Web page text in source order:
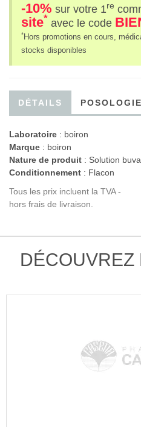
-10% sur votre 1re
site* avec le code
*Hors promotions en cours,
stocks disponibles
DÉTAILS POSOLOGIE
Laboratoire : boiron
Marque : boiron
Nature de produit : Solution
Conditionnement : Flacon
Tous les prix incluent la TVA -
hors frais de livraison.
DÉCOUVREZ